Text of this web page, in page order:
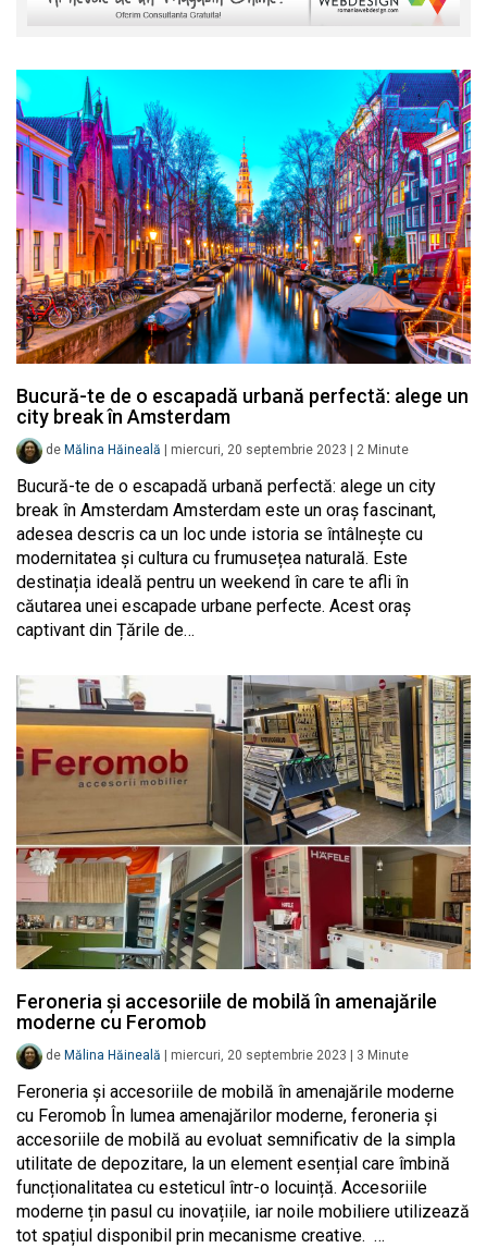
Bucură-te de o escapadă urbană perfectă: alege un
city break în Amsterdam
de Mălina Hăineală miercuri, 20 septembrie 2023 2 Minute
Bucură-te de o escapadă urbană perfectă: alege un city
break în Amsterdam Amsterdam este un oraș fascinant,
adesea descris ca un loc unde istoria se întâlnește cu
modernitatea și cultura cu frumusețea naturală. Este
destinația ideală pentru un weekend în care te afli în
căutarea unei escapade urbane perfecte. Acest oraș
captivant din Țările de…
Feroneria și accesoriile de mobilă în amenajările
moderne cu Feromob
de Mălina Hăineală miercuri, 20 septembrie 2023 3 Minute
Feroneria și accesoriile de mobilă în amenajările moderne
cu Feromob În lumea amenajărilor moderne, feroneria și
accesoriile de mobilă au evoluat semnificativ de la simpla
utilitate de depozitare, la un element esențial care îmbină
funcționalitatea cu esteticul într-o locuință. Accesoriile
moderne țin pasul cu inovațiile, iar noile mobiliere utilizează
tot spațiul disponibil prin mecanisme creative. …